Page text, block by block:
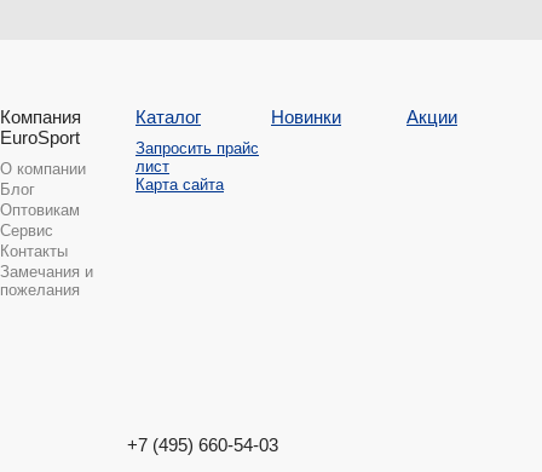
Компания
EuroSport
О компании
Блог
Оптовикам
Сервис
Контакты
Замечания и
пожелания
Каталог
Запросить прайс
лист
Карта сайта
Новинки Акции
+7 (495) 660-54-03